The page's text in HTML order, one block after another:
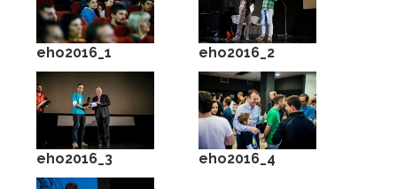
eho2016_1 eho2016_2
eho2016_3 eho2016_4